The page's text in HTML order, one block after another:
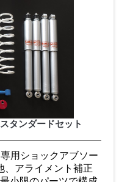
タンダードセット
用ショックアブソー
、アライメント補正